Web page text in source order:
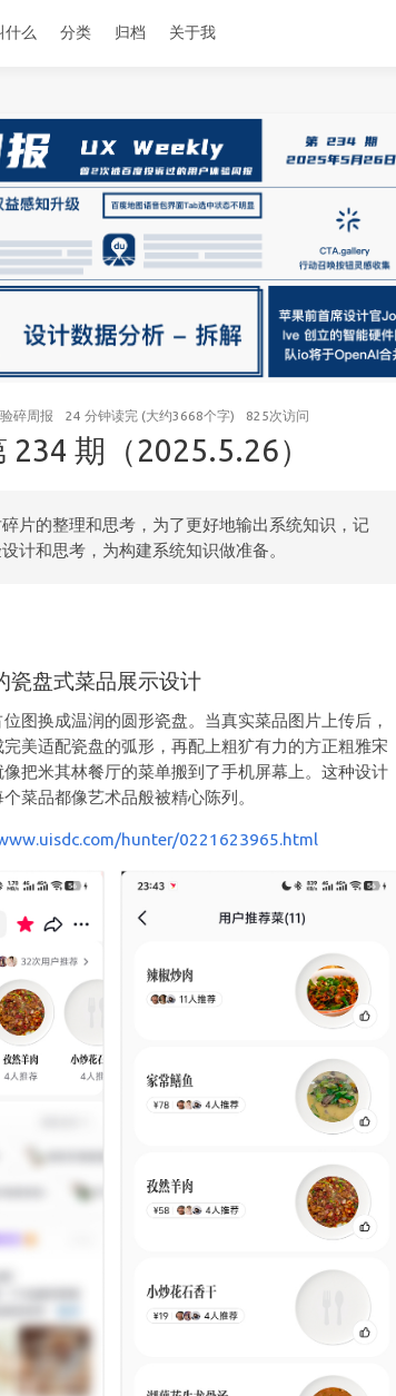
什么 分类 归档 关于我
碎周报 24 分钟读完 (大约3668个字) 825次访问
期（2025.5.26）
片的整理和思考，为了更好地输出系统知识，记
计和思考，为构建系统知识做准备。
瓷盘式菜品展示设计
图换成温润的圆形瓷盘。当真实菜品图片上传后，
美适配瓷盘的弧形，再配上粗犷有力的方正粗雅宋
把米其林餐厅的菜单搬到了手机屏幕上。这种设计
菜品都像艺术品般被精心陈列。
hunter/0221623965.html